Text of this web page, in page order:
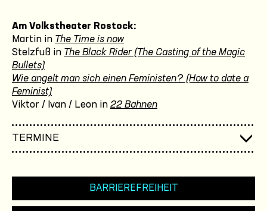
Am Volkstheater Rostock:
Martin in The Time is now
Stelzfuß in The Black Rider (The Casting of the Magic
Bullets)
Wie angelt man sich einen Feministen? (How to date a
Feminist)
Viktor / Ivan / Leon in 22 Bahnen
TERMINE
BARRIEREFREIHEIT